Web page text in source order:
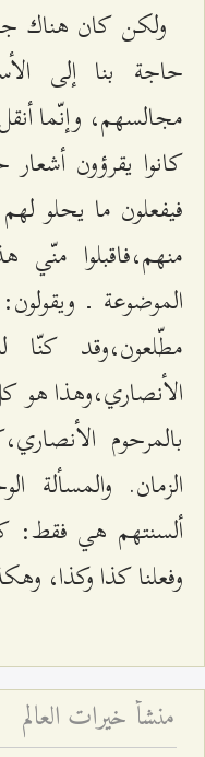
ولكن كان هناك
حاجة بنا إلى
مجالسهم، وإنّما
كانوا يقرؤون
فيفعلون ما يحلو
منهم،فاقبلوا
الموضوعة ـ
مطّلعون،وقد كنّا
الأنصاري،وهذا هو
بالمرحوم
الزمان. والمسألة
ألسنتهم هي فقط:
وفعلنا كذا وكذا،
منشأ خيرات العالم